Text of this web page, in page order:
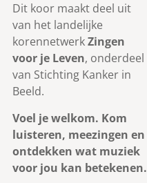
Dit koor maakt deel uit
van het landelijke
korennetwerkZingen
voor je Leven, onderdeel
van Stichting Kanker in
Beeld.
Voel je welkom. Kom
luisteren, meezingen en
ontdekken wat muziek
voor jou kan betekenen.